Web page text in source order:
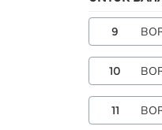
9
10
11